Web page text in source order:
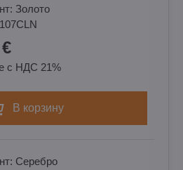
Золотo
с НДС 21%
в корзину
Cеребро